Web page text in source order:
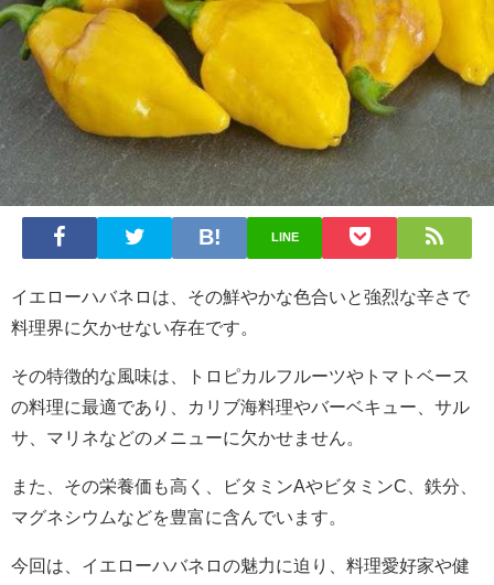
LINE
イエローハバネロは、その鮮やかな色合いと強烈な辛さで
料理界に欠かせない存在です。
その特徴的な風味は、トロピカルフルーツやトマトベース
の料理に最適であり、カリブ海料理やバーベキュー、サル
サ、マリネなどのメニューに欠かせません。
また、その栄養価も高く、ビタミンAやビタミンC、鉄分、
マグネシウムなどを豊富に含んでいます。
今回は、イエローハバネロの魅力に迫り、料理愛好家や健